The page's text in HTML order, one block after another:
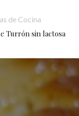
de Cocina
Turrón sin lactosa